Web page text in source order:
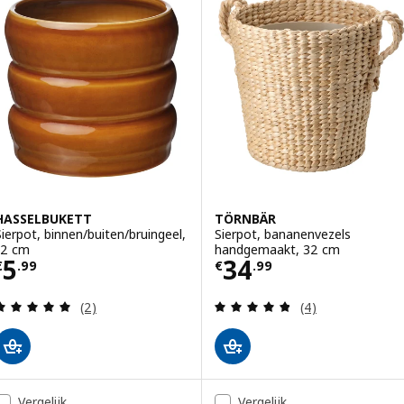
Optie: KLYNNON, Sierpot,
binnen/buiten/bruingeel,
cm
5.99 € 5.99
Beoordeling: 5 van 5 sterren. Totaal
(2)
TÖRNBÄR
Sierpot, bananenvezels
handgemaakt, 32 cm
€34.99
Prijs € 34.99
Beoordeling:
(4)